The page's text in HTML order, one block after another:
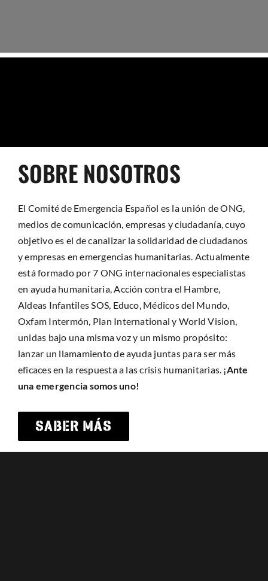
SOBRE NOSOTROS
El Comité de Emergencia Español es la unión de ONG,
medios de comunicación, empresas y ciudadanía, cuyo
objetivo es el de canalizar la solidaridad de ciudadanos
y empresas en emergencias humanitarias. Actualmente
está formado por 7 ONG internacionales especialistas
en ayuda humanitaria, Acción contra el Hambre,
Aldeas Infantiles SOS, Educo, Médicos del Mundo,
Oxfam Intermón, Plan International y World Vision,
unidas bajo una misma voz y un mismo propósito:
lanzar un llamamiento de ayuda juntas para ser más
eficaces en la respuesta a las crisis humanitarias. ¡Ante
una emergencia somos uno!
SABER MÁS